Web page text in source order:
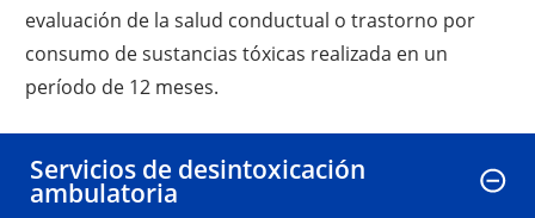
evaluación de la salud conductual o trastorno por
consumo de sustancias tóxicas realizada en un
período de 12 meses.
Servicios de desintoxicación
ambulatoria